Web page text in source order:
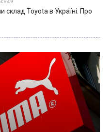
склад Toyota в Україні. Про